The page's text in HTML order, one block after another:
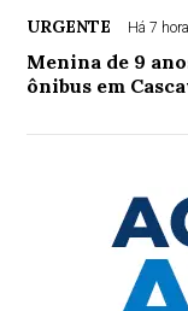
URGENTE Há 7
Menina de 9
ônibus em